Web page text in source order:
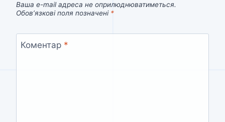
Ваша e-mail адреса не оприлюднюватиметься.
Обов’язкові поля позначені *
Коментар *